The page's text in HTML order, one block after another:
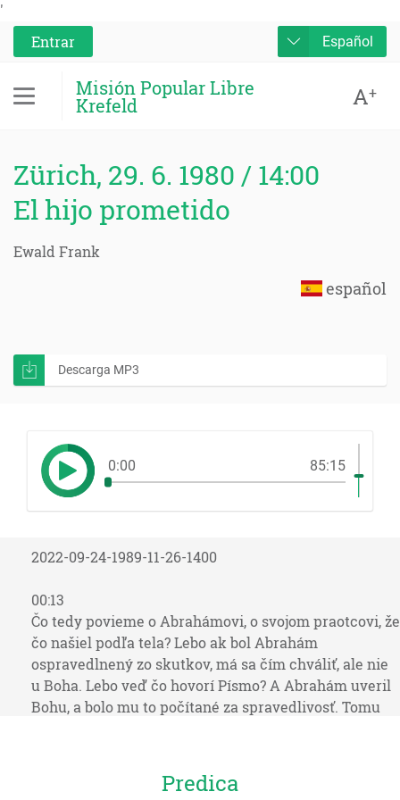
'
Entrar
Español
Misión Popular Libre
Krefeld A+
Zürich, 29. 6. 1980 / 14:00
El hijo prometido
Ewald Frank
español
Descarga MP3
0:00 85:15
2022-09-24-1989-11-26-1400
00:13
Čo tedy povieme o Abrahámovi, o svojom praotcovi, že
čo našiel podľa tela? Lebo ak bol Abrahám
ospravedlnený zo skutkov, má sa čím chváliť, ale nie
u Boha. Lebo veď čo hovorí Písmo? A Abrahám uveril
Bohu, a bolo mu to počítané za spravedlivosť. Tomu
verí na toho, ktorý ospravedlňuje bezbožného, počíta
sa jeho viera za spravedlivosť. Ako aj Dávid hovorí o
Predica